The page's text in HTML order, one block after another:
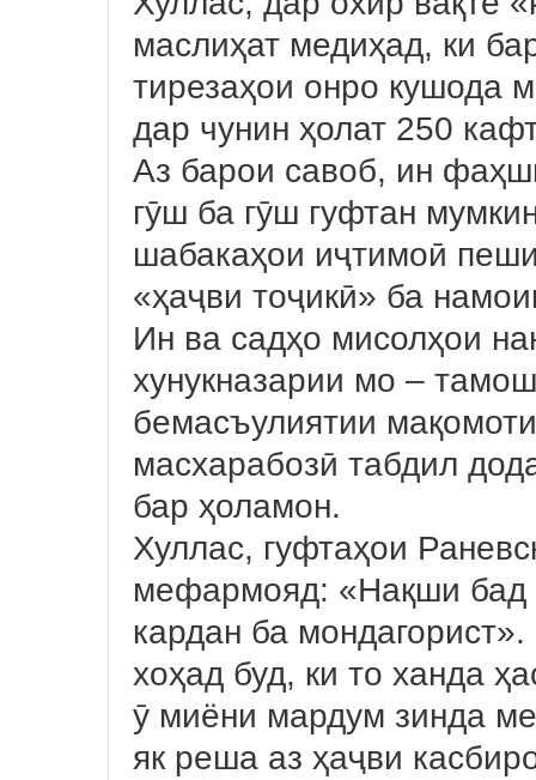
маслиҳат медиҳад, ки
тирезаҳои онро кушода
дар чунин ҳолат 250
Аз барои савоб, ин
гӯш ба гӯш гуфтан
шабакаҳои иҷтимоӣ
«ҳаҷви тоҷикӣ» ба
Ин ва садҳо мисолҳои
хунукназарии мо –
бемасъулиятии
масхарабозӣ табдил
бар ҳоламон.
Хуллас, гуфтаҳои
мефармояд: «Нақши
кардан ба
хоҳад буд, ки то ханда
ӯ миёни мардум зинда
як реша аз ҳаҷви